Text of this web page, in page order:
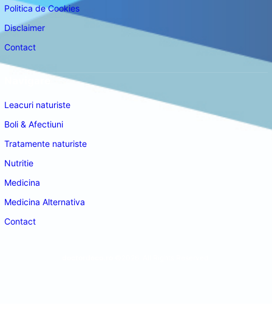
Politica de Cookies
Disclaimer
Contact
Leacuri naturiste
Boli & Afectiuni
Tratamente naturiste
Nutritie
Medicina
Medicina Alternativa
Contact